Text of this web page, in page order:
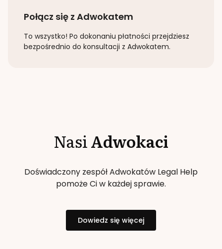
Połącz się z Adwokatem
To wszystko! Po dokonaniu płatności przejdziesz
bezpośrednio do konsultacji z Adwokatem.
NasiAdwokaci
Doświadczony zespół Adwokatów Legal Help
pomoże Ci w każdej sprawie.
Dowiedz się więcej